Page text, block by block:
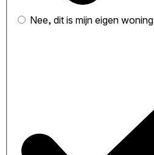
Nee, dit is mijn eigen woning